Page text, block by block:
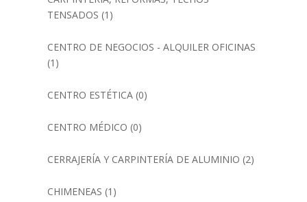
TENSADOS (1)
CENTRO DE NEGOCIOS - ALQUILER OFICINAS
(1)
CENTRO ESTÉTICA(0)
CENTRO MÉDICO (0)
CERRAJERÍA Y CARPINTERÍA DE ALUMINIO (2)
CHIMENEAS (1)